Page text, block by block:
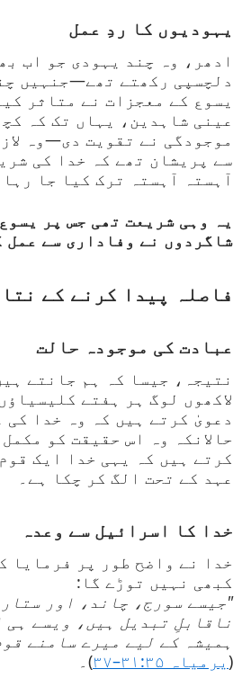
یہودیوں کا ردِ عمل
ادھر، وہ چند یہودی جو اب
دلچسپی رکھتے تھے—جنہیں
یسوع کے معجزات نے متاثر
عینی شاہدین، یہاں تک کہ
موجودگی نے تقویت دی—وہ
سے پریشان تھے کہ خدا کی
آہستہ آہستہ ترک کیا جا رہا
یہ وہی شریعت تھی جس پر
شاگردوں نے وفاداری سے عمل
فاصلہ پیدا کرنے کے
عبادت کی موجودہ حالت
نتیجہ، جیسا کہ ہم جانتے
لاکھوں لوگ ہر ہفتے
دعویٰ کرتے ہیں کہ وہ خدا کی
حالانکہ وہ اس حقیقت کو
کرتے ہیں کہ یہی خدا ایک
عہد کے تحت الگ کر چکا ہے۔
خدا کا اسرائیل سے وعدہ
خدا نے واضح طور پر فرمایا
کبھی نہیں توڑے گا:
"جیسے سورج، چاند، اور
ناقابلِ تبدیل ہیں، ویسے ہی
ہمیشہ کے لیے میرے سامنے
( یرمیاہ ۳۱:۳۵–۳۷ )۔